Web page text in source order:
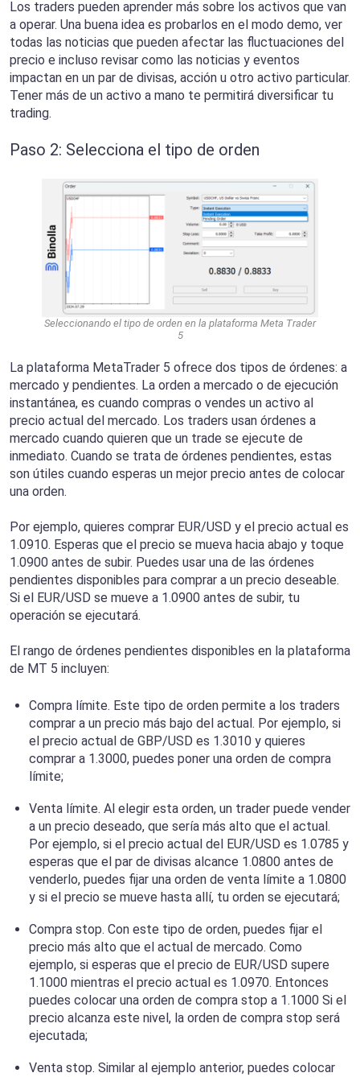
Los traders pueden aprender más sobre los activos que van
a operar. Una buena idea es probarlos en el modo demo, ver
todas las noticias que pueden afectar las fluctuaciones del
precio e incluso revisar como las noticias y eventos
impactan en un par de divisas, acción u otro activo particular.
Tener más de un activo a mano te permitirá diversificar tu
trading.
Paso 2: Selecciona el tipo de orden
Seleccionando el tipo de orden en la plataforma Meta Trader
5
La plataforma MetaTrader 5 ofrece dos tipos de órdenes: a
mercado y pendientes. La orden a mercado o de ejecución
instantánea, es cuando compras o vendes un activo al
precio actual del mercado. Los traders usan órdenes a
mercado cuando quieren que un trade se ejecute de
inmediato. Cuando se trata de órdenes pendientes, estas
son útiles cuando esperas un mejor precio antes de colocar
una orden.
Por ejemplo, quieres comprar EUR/USD y el precio actual es
1.0910. Esperas que el precio se mueva hacia abajo y toque
1.0900 antes de subir. Puedes usar una de las órdenes
pendientes disponibles para comprar a un precio deseable.
Si el EUR/USD se mueve a 1.0900 antes de subir, tu
operación se ejecutará.
El rango de órdenes pendientes disponibles en la plataforma
de MT 5 incluyen:
Compra límite. Este tipo de orden permite a los traders
comprar a un precio más bajo del actual. Por ejemplo, si
el precio actual de GBP/USD es 1.3010 y quieres
comprar a 1.3000, puedes poner una orden de compra
límite;
Venta límite. Al elegir esta orden, un trader puede vender
a un precio deseado, que sería más alto que el actual.
Por ejemplo, si el precio actual del EUR/USD es 1.0785 y
esperas que el par de divisas alcance 1.0800 antes de
venderlo, puedes fijar una orden de venta límite a 1.0800
y si el precio se mueve hasta allí, tu orden se ejecutará;
Compra stop. Con este tipo de orden, puedes fijar el
precio más alto que el actual de mercado. Como
ejemplo, si esperas que el precio de EUR/USD supere
1.1000 mientras el precio actual es 1.0970. Entonces
puedes colocar una orden de compra stop a 1.1000 Si el
precio alcanza este nivel, la orden de compra stop será
ejecutada;
Venta stop. Similar al ejemplo anterior, puedes colocar